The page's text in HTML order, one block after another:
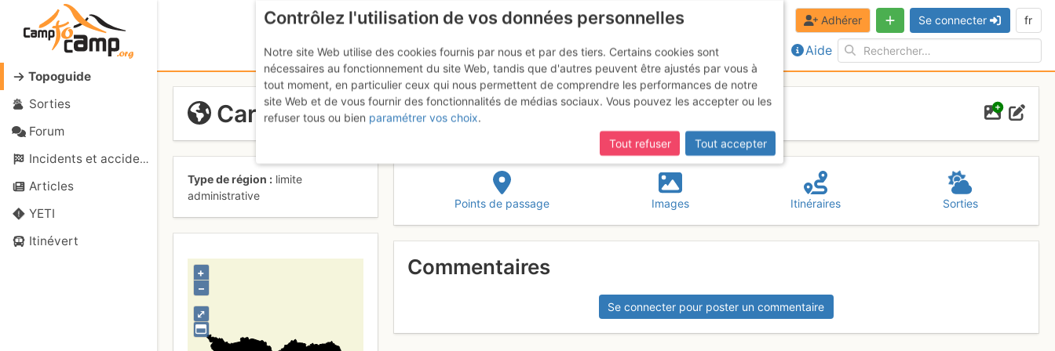
Topoguide
Sorties
Forum
Incidents et accidents
Articles
YETI
Itinévert
Aide
Adhérer Se connecter fr
Carintia
Type de région
limite
administrative
⤢
+
–
Points de passage Images Itinéraires Sorties
Commentaires
Se connecter pour poster un commentaire
Contrôlez l'utilisation de vos données personnelles
Notre site Web utilise des cookies fournis par nous et par des tiers. Certains cookies sont
nécessaires au fonctionnement du site Web, tandis que d'autres peuvent être ajustés par vous à
tout moment, en particulier ceux qui nous permettent de comprendre les performances de notre
site Web et de vous fournir des fonctionnalités de médias sociaux. Vous pouvez les accepter ou les
refuser tous ou bien paramétrer vos choix.
Tout refuser
Tout accepter